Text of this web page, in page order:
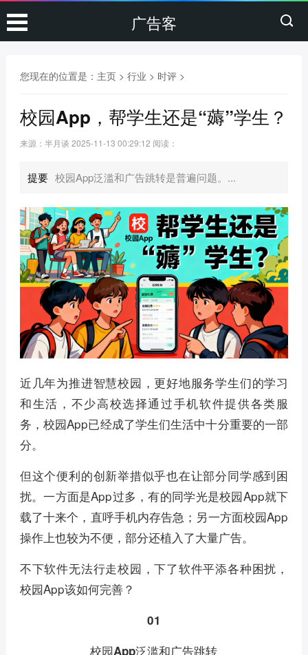
广告客
您现在的位置是： 主页> 行业 > 时评>
校园App，帮学生还是“薅”学生？
来源：半月谈 2025-11-13 00:29:12 阅读：
提要 校园App泛滥和广告跳转是普遍问题。...
近几年为推进智慧校园，更好地服务学生们的学习
和生活，不少高校选择通过手机软件提供各类服
务，校园App已经成了学生们生活中十分重要的一部
分。
但这个便利的创新举措似乎也在让部分同学感到困
扰。一方面是App过多，有的同学光是校园App就下
载了十来个，直呼手机内存告急；另一方面校园App
操作上也较为不便，部分还植入了大量广告。
不下软件无法行走校园，下了软件平添各种困扰，
校园App该如何完善？
01
校园App泛滥和广告跳转